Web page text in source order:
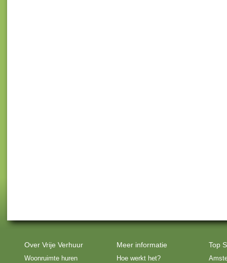
Over Vrije Verhuur
Woonruimte huren
Meer informatie
Hoe werkt het?
Top